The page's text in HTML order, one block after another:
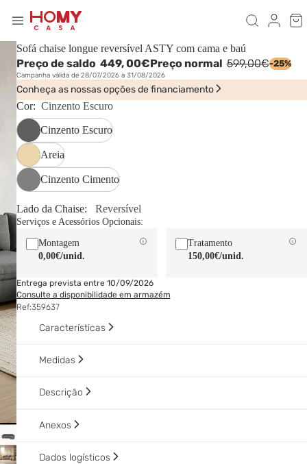
Sofá chaise longue reversível ASTY com cama e baú
Preço de saldo 449,00€Preço normal 599,00€-25%
Campanha válida de 28/07/2026 a 31/08/2026
Conheça as nossas opções de financiamento
Cor: Cinzento Escuro
Cinzento Escuro
Areia
Cinzento Cimento
Lado da Chaise: Reversível
Serviços e Acessórios Opcionais:
Montagem
0,00€/unid.
Tratamento
150,00€/unid.
Entrega prevista entre 10/09/2026
Consulte a disponibilidade em armazém
Ref:359637
Características
Medidas
Descrição
Anexos
Dados logísticos